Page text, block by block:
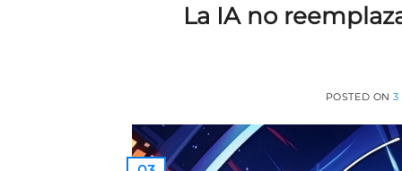
La IA no
POSTED ON3